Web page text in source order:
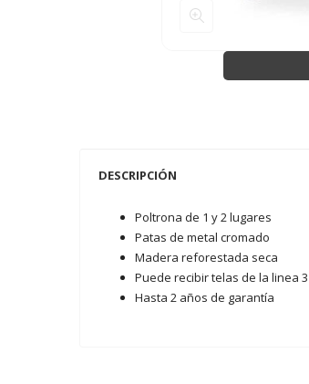
DESCRIPCIÓN
Poltrona de 1 y 2 lugares
Patas de metal cromado
Madera reforestada seca
Puede recibir telas de la linea 3
Hasta 2 años de garantía